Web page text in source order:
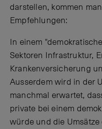
darstellen, kommen
Empfehlungen:
In einem
Sektoren Infrastruktur,
Krankenversicherung
Ausserdem wird in der
manchmal erwartet,
private bei einem
würde und die